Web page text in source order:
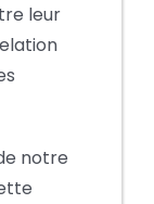
leur
notre